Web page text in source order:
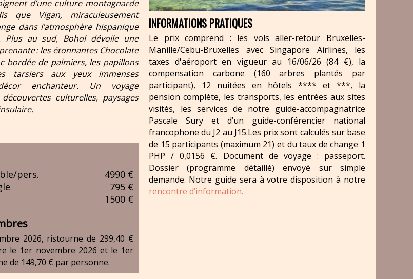
d’une culture montagnarde
que Vigan, miraculeusement
dans l’atmosphère hispanique
Plus au sud, Bohol dévoile une
: les étonnantes Chocolate
bordée de palmiers, les papillons
tarsiers aux yeux immenses
enchanteur. Un voyage
culturelles, paysages
pers.
4990 €
795 €
1500 €
2026, ristourne de 299,40 €
le 1er novembre 2026 et le 1er
de 149,70 € par personne.
INFORMATIONS PRATIQUES
Le prix comprend : les vols aller-retour Bruxelles-
Manille/Cebu-Bruxelles avec Singapore Airlines, les
taxes d'aéroport en vigueur au 16/06/26 (84 €), la
compensation carbone (160 arbres plantés par
participant), 12 nuitées en hôtels **** et ***, la
pension complète, les transports, les entrées aux sites
visités, les services de notre guide-accompagnatrice
Pascale Sury et d’un guide-conférencier national
francophone du J2 au J15.Les prix sont calculés sur base
de 15 participants (maximum 21) et du taux de change 1
PHP / 0,0156 €. Document de voyage : passeport.
Dossier (programme détaillé) envoyé sur simple
demande. Notre guide sera à votre disposition à notre
rencontre d’information.